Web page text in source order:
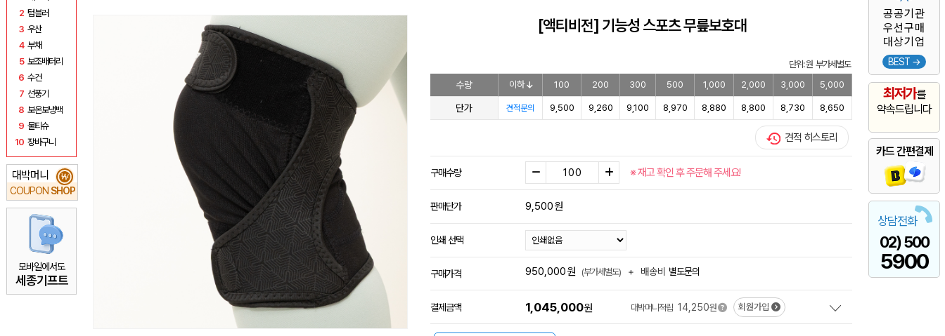
2 텀블러
3 우산
4 부채
5 보조배터리
6 수건
7 선풍기
8 보온보냉백
9 물티슈
10 장바구니
대박머니
COUPON SHOP
₩
모바일에서도
세종기프트
공공기관
우선구매
대상기업
BEST →
최저가를
약속드립니다
카드 간편결제
상담전화
02) 500
5900
[액티비전] 기능성 스포츠 무릎보호대
단위: 원 부가세별도
수량 이하 100 200 300 500 1,000 2,000 3,000 5,000
단가 견적문의 9,500 9,260 9,100 8,970 8,880 8,800 8,730 8,650
견적 히스토리
구매수량 ※ 재고 확인 후 주문해 주세요!
판매단가 9,500원
인쇄 선택
구매가격 950,000원 (부가세별도) + 배송비 별도문의
결제금액 1,045,000원 대박머니적립 14,250원 회원가입